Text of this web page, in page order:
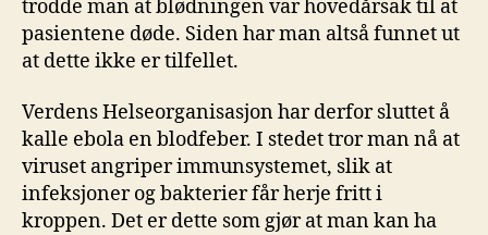
trodde man at blødningen var hovedårsak til at
pasientene døde. Siden har man altså funnet ut
at dette ikke er tilfellet.
Verdens Helseorganisasjon har derfor sluttet å
kalle ebola en blodfeber. I stedet tror man nå at
viruset angriper immunsystemet, slik at
infeksjoner og bakterier får herje fritt i
kroppen. Det er dette som gjør at man kan ha